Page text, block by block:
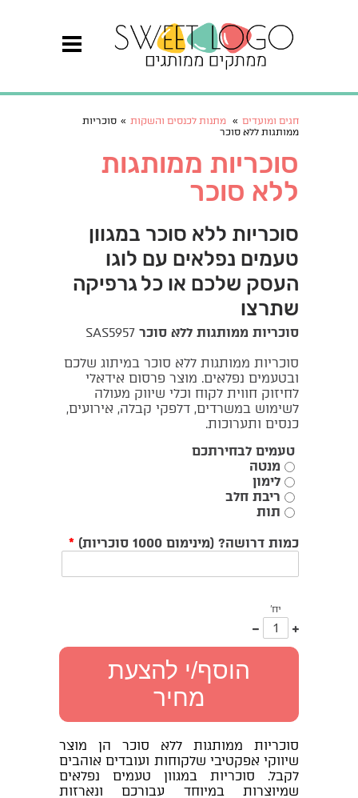
חגים ומועדים » מתנות לכנסים והשקות » סוכריות
ממותגות ללא סוכר
סוכריות ממותגות
ללא סוכר
סוכריות ללא סוכר במגוון
טעמים נפלאים עם לוגו
העסק שלכם או כל גרפיקה
שתרצו
סוכריות ממותגות ללא סוכר SAS5957
סוכריות ממותגות ללא סוכר במיתוג שלכם
ובטעמים נפלאים. מוצר פרסום אידאלי
לחיזוק חווית לקוח וכלי שיווק מעולה
לשימוש במשרדים, דלפקי קבלה, אירועים,
כנסים ותערוכות.
טעמים לבחירתכם
מנטה
לימון
ריבת חלב
תות
כמות דרושה? (מינימום 1000 סוכריות) *
יח'
עוד
אחד
הוסף/י להצעת
מחיר
סוכריות ממותגות ללא סוכר הן מוצר
שיווקי אפקטיבי שלקוחות ועובדים אוהבים
לקבל. סוכריות במגוון טעמים נפלאים
שמיוצרות במיוחד עבורכם ונארזות